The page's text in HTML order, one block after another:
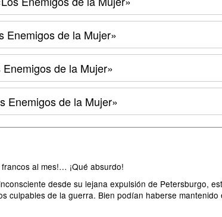
Enemigos de la Mujer»
Enemigos de la Mujer»
Enemigos de la Mujer»
al mes!… ¡Qué absurdo!
desde su lejana expulsión de Petersburgo,
de la guerra. Bien podían haberse